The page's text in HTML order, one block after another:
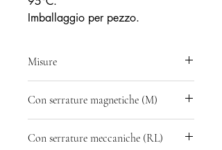
Imballaggio per pezzo.
Misure
addominali: piccole e medie da 60 a
110 cm
Rif: RFC47140 - Misura addominale:
Grande da 85 a 135 cm
Con serrature magnetiche (M)
magnetiche: 2 serrature (M) + 1 chiave
Con serrature meccaniche (RL)